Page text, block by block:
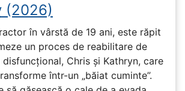
(2026)
în vârstă de 19 ani, este răpit
un proces de reabilitare de
Chris și Kathryn, care
într-un „băiat cuminte”.